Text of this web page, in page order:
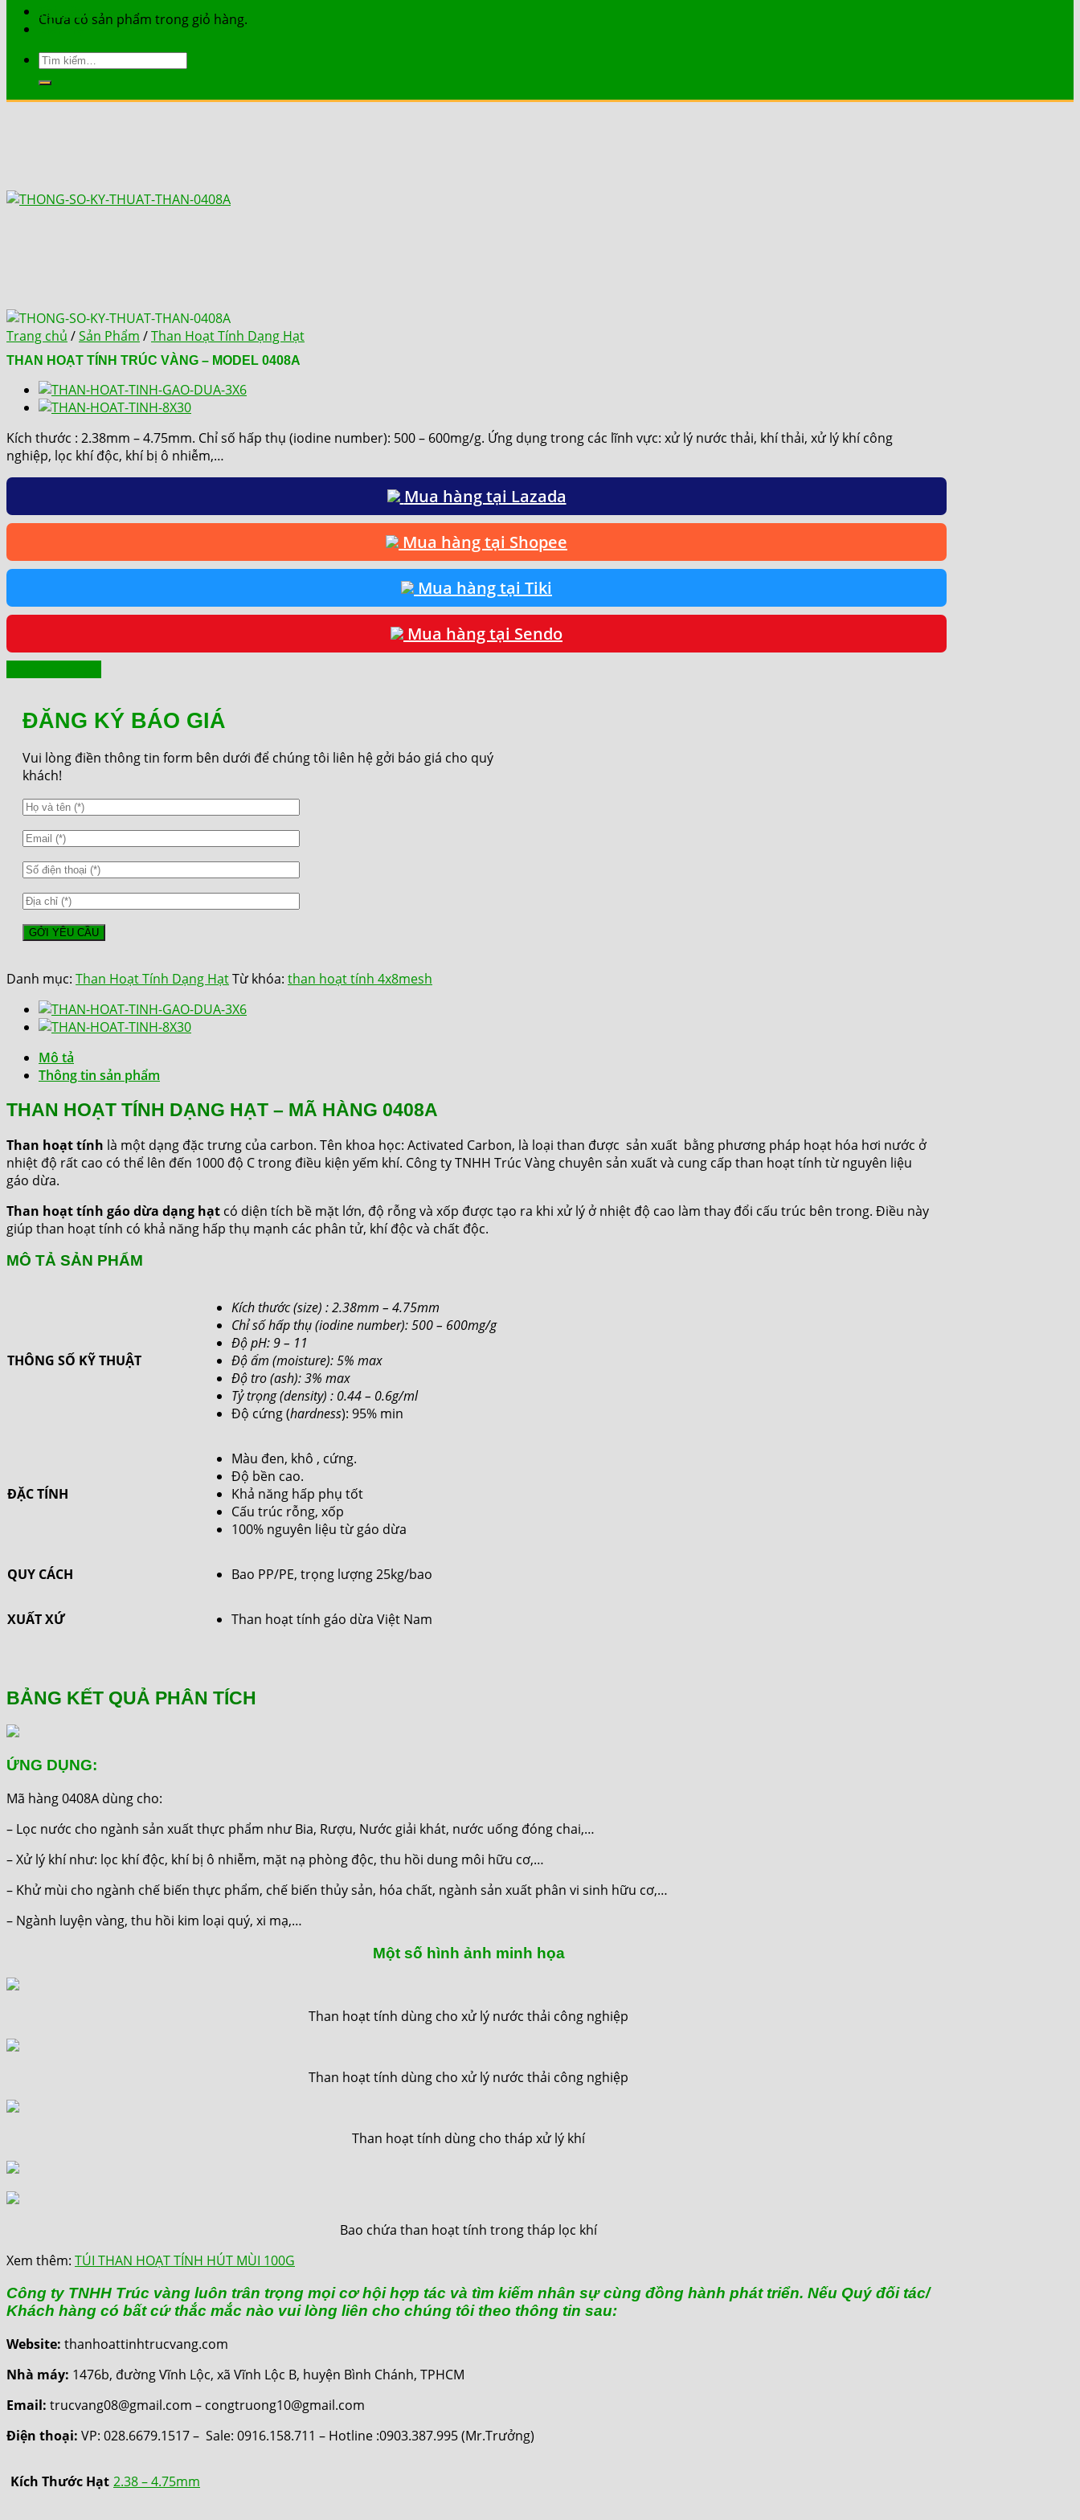
Chưa có sản phẩm trong giỏ hàng.
Tài Liệu
Liên Hệ
Tìm
kiếm:
Trang chủ /Sản Phẩm /Than Hoạt Tính Dạng Hạt
THAN HOẠT TÍNH TRÚC VÀNG – MODEL 0408A
Kích thước : 2.38mm – 4.75mm. Chỉ số hấp thụ (iodine number): 500 – 600mg/g. Ứng dụng trong các lĩnh vực: xử lý nước thải, khí thải, xử lý khí công
nghiệp, lọc khí độc, khí bị ô nhiễm,…
Mua hàng tại Lazada
Mua hàng tại Shopee
Mua hàng tại Tiki
Mua hàng tại Sendo
ĐĂNG KÝ BÁO GIÁ
Vui lòng điền thông tin form bên dưới để chúng tôi liên hệ gởi báo giá cho quý
khách!
Danh mục: Than Hoạt Tính Dạng HạtTừ khóa: than hoạt tính 4x8mesh
Mô tả
Thông tin sản phẩm
THAN HOẠT TÍNH DẠNG HẠT – MÃ HÀNG 0408A
Than hoạt tính là một dạng đặc trưng của carbon. Tên khoa học: Activated Carbon, là loại than được sản xuất bằng phương pháp hoạt hóa hơi nước ở
nhiệt độ rất cao có thể lên đến 1000 độ C trong điều kiện yếm khí. Công ty TNHH Trúc Vàng chuyên sản xuất và cung cấp than hoạt tính từ nguyên liệu
gáo dừa.
Than hoạt tính gáo dừa dạng hạt có diện tích bề mặt lớn, độ rỗng và xốp được tạo ra khi xử lý ở nhiệt độ cao làm thay đổi cấu trúc bên trong. Điều này
giúp than hoạt tính có khả năng hấp thụ mạnh các phân tử, khí độc và chất độc.
MÔ TẢ SẢN PHẨM
THÔNG SỐ KỸ THUẬT
Kích thước (size) : 2.38mm – 4.75mm
Chỉ số hấp thụ (iodine number): 500 – 600mg/g
Độ pH: 9 – 11
Độ ẩm (moisture): 5% max
Độ tro (ash): 3% max
Tỷ trọng (density) : 0.44 – 0.6g/ml
Độ cứng (hardness): 95% min
ĐẶC TÍNH
Màu đen, khô , cứng.
Độ bền cao.
Khả năng hấp phụ tốt
Cấu trúc rỗng, xốp
100% nguyên liệu từ gáo dừa
QUY CÁCH Bao PP/PE, trọng lượng 25kg/bao
XUẤT XỨ Than hoạt tính gáo dừa Việt Nam
BẢNG KẾT QUẢ PHÂN TÍCH
ỨNG DỤNG:
Mã hàng 0408A dùng cho:
– Lọc nước cho ngành sản xuất thực phẩm như Bia, Rượu, Nước giải khát, nước uống đóng chai,…
– Xử lý khí như: lọc khí độc, khí bị ô nhiễm, mặt nạ phòng độc, thu hồi dung môi hữu cơ,…
– Khử mùi cho ngành chế biến thực phẩm, chế biến thủy sản, hóa chất, ngành sản xuất phân vi sinh hữu cơ,…
– Ngành luyện vàng, thu hồi kim loại quý, xi mạ,…
Một số hình ảnh minh họa
Than hoạt tính dùng cho xử lý nước thải công nghiệp
Than hoạt tính dùng cho xử lý nước thải công nghiệp
Than hoạt tính dùng cho tháp xử lý khí
Bao chứa than hoạt tính trong tháp lọc khí
Xem thêm: TÚI THAN HOẠT TÍNH HÚT MÙI 100G
Công ty TNHH Trúc vàng luôn trân trọng mọi cơ hội hợp tác và tìm kiếm nhân sự cùng đồng hành phát triển. Nếu Quý đối tác/
Khách hàng có bất cứ thắc mắc nào vui lòng liên cho chúng tôi theo thông tin sau:
Website: thanhoattinhtrucvang.com
Nhà máy: 1476b, đường Vĩnh Lộc, xã Vĩnh Lộc B, huyện Bình Chánh, TPHCM
Email: trucvang08@gmail.com – congtruong10@gmail.com
Điện thoại: VP: 028.6679.1517 – Sale: 0916.158.711 – Hotline :0903.387.995 (Mr.Trưởng)
Kích Thước Hạt 2.38 – 4.75mm